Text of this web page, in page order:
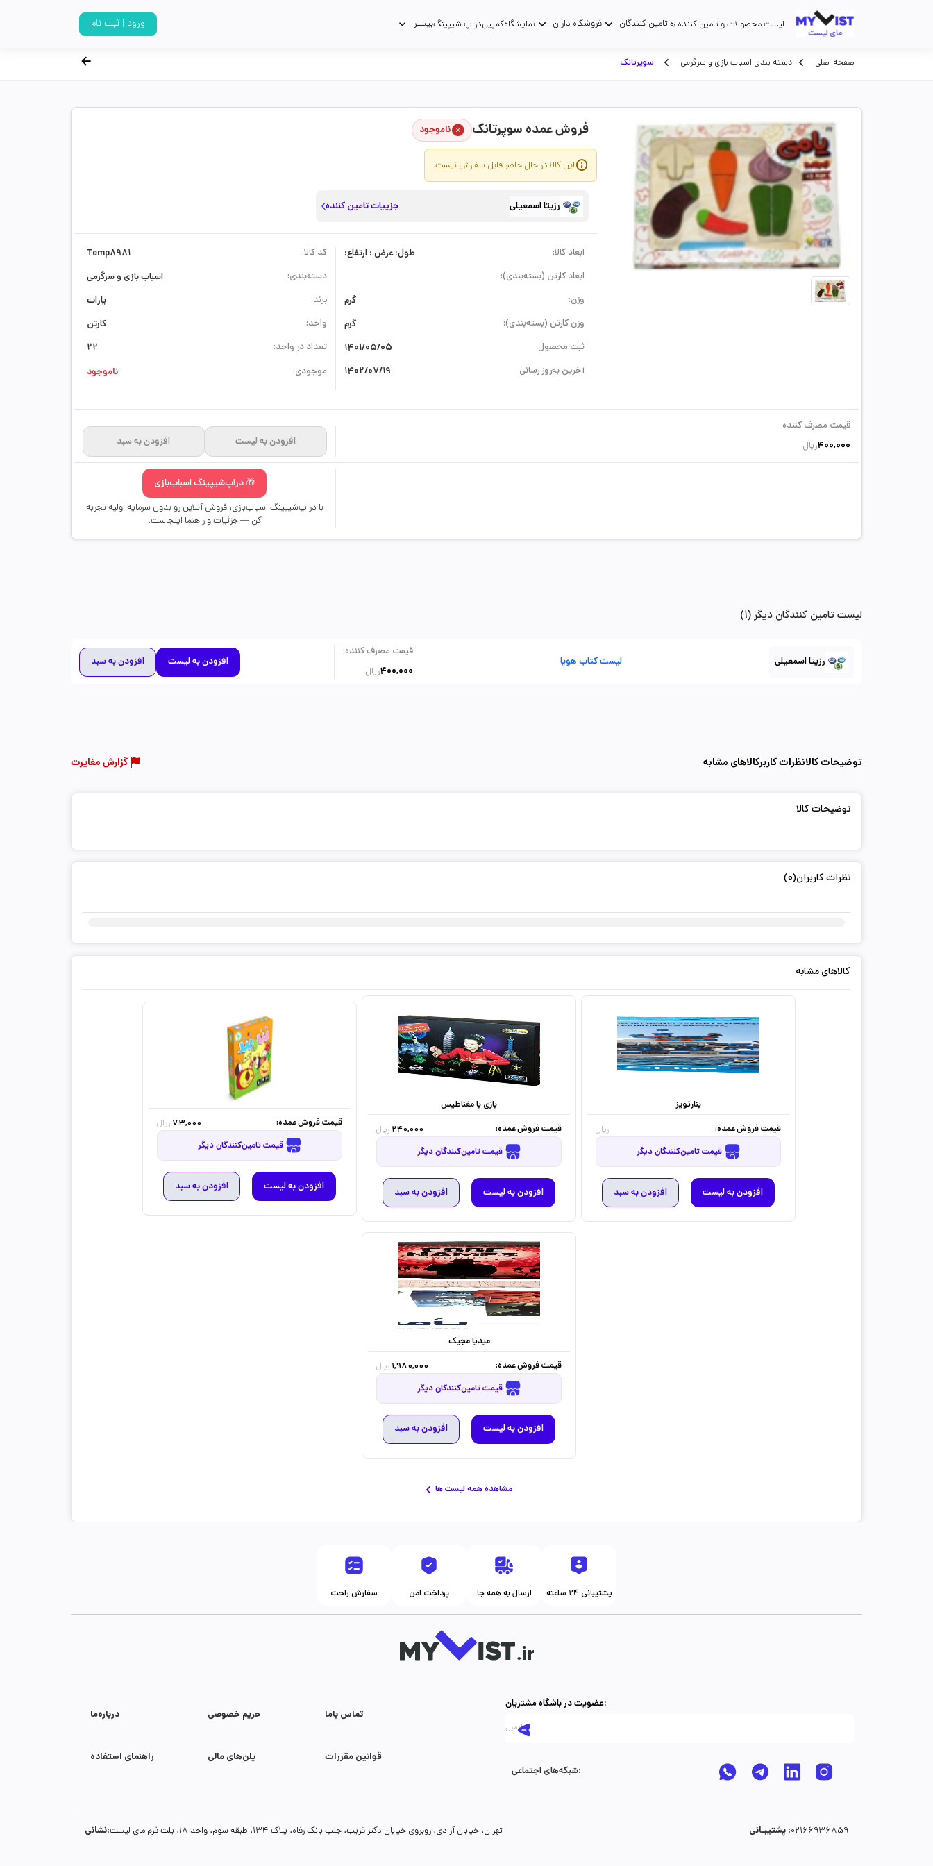
لیست محصولات و تامین کننده هاتامین کنندگان فروشگاه داران نمایشگاهکمپیندراپ شیپینگبیشتر ورود | ثبت نام
صفحه اصلی دسته بندی اسباب بازی و سرگرمی سوپرتانک
فروش عمده سوپرتانک ناموجود
این کالا در حال حاضر قابل سفارش نیست.
رزیتا اسمعیلی جزییات تامین کننده
ابعاد کالا: طول: عرض : ارتفاع:
ابعاد کارتن (بسته‌بندی):
وزن:
گرم
وزن کارتن (بسته‌بندی): گرم
ثبت محصول 1401/05/05
آخرین به‌روز رسانی 1402/07/19
کد کالا: Temp8981
دسته‌بندی: اسباب بازی و سرگرمی
برند: یارات
واحد: کارتن
تعداد در واحد: 22
موجودی: ناموجود
قیمت مصرف کننده
400,000ریال افزودن به لیست افزودن به سبد
🎁 دراپ‌شیپینگ اسباب‌بازی
با دراپ‌شیپینگ اسباب‌بازی، فروش آنلاین رو بدون سرمایه اولیه تجربه
کن — جزئیات و راهنما اینجاست.
لیست تامین کنندگان دیگر (1)
رزیتا اسمعیلی لیست کتاب هوپا
قیمت مصرف کننده:
400,000ریال
افزودن به لیست افزودن به سبد
توضیحات کالانظرات کاربرکالاهای مشابه گزارش مغایرت
توضیحات کالا
نظرات کاربران(0)
کالاهای مشابه
بنارتویز
قیمت فروش عمده:
ریال
قیمت تامین‌کنندگان دیگر
افزودن به لیست افزودن به سبد
بازی با مغناطیس
قیمت فروش عمده:
240,000 ریال
قیمت تامین‌کنندگان دیگر
افزودن به لیست افزودن به سبد
قیمت فروش عمده: 73,000 ریال
قیمت تامین‌کنندگان دیگر
افزودن به لیست افزودن به سبد
میدیا مجیک
قیمت فروش عمده:
1,980,000 ریال
قیمت تامین‌کنندگان دیگر
افزودن به لیست افزودن به سبد
مشاهده همه لیست ها
سفارش راحت پرداخت امن ارسال به همه جا پشتیبانی ۲۴ ساعته
درباره‌ما حریم خصوصی تماس با‌ما
راهنمای استفاده پلن‌های مالی قوانین مقررات
عضویت در باشگاه مشتریان:
شبکه‌های اجتماعی:
نشانی: تهران، خیابان آزادی، روبروی خیابان دکتر قریب، جنب بانک رفاه، پلاک 134، طبقه سوم، واحد 18، پلت فرم مای لیست پشتیبـانی :02166936859